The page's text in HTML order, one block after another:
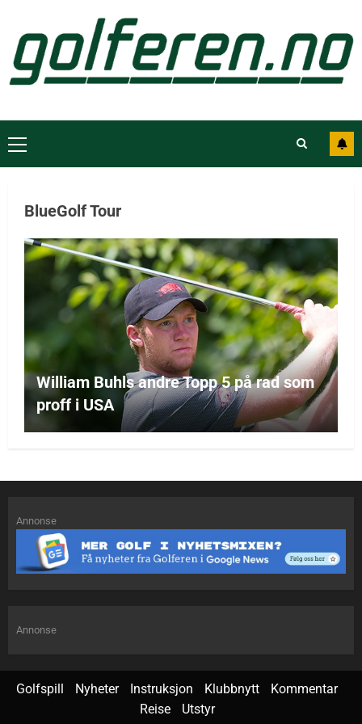
BlueGolf Tour
William Buhls andre Topp 5 på rad som
proff i USA
Annonse
Annonse
Golfspill Nyheter Instruksjon Klubbnytt
Kommentar
Reise
Utstyr